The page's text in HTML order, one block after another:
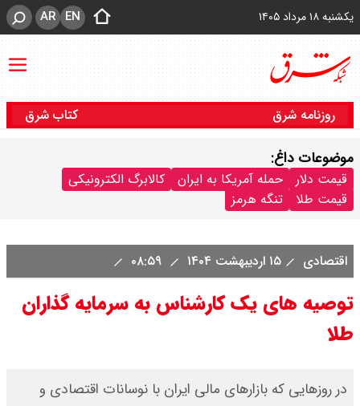
یکشنبه ۱۸ مرداد ۱۴۰۵ EN
AR
روزنامه شرق کتاب شرق
موضوعات داغ:
قیمت دلار حمله آمریکا به ایران
کالابرگ الکترونیکی
قیمت طلا
تنگه هرمز
اقتصادی ۱۵ اردیبهشت ۱۴۰۴
توصیه های یک کارشناس به سرمایه گذاران
طلا
در روزهایی که بازارهای مالی ایران با نوسانات اقتصادی و